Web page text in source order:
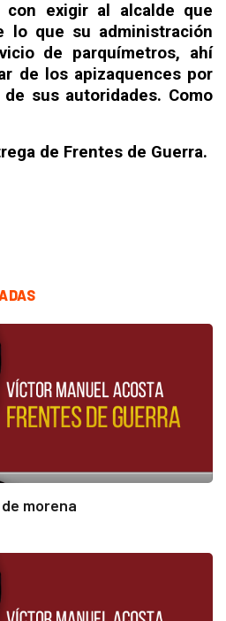
con exigir al alcalde que
lo que su administración
de parquímetros, ahí
de los apizaquences por
sus autoridades. Como
de Frentes de Guerra.
de morena